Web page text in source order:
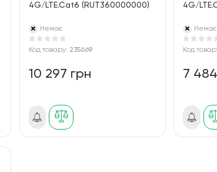
4G/LTE.Cat6 (RUT360000000)
Немає
Код товару: 235669
10 297 грн
4G/
Немає
Код
7